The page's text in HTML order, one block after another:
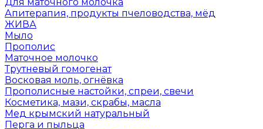
Апитерапия, продукты пчеловодства, мёд
ЖИВА
Мыло
Прополис
Маточное молочко
Трутневый гомогенат
Восковая моль, огнёвка
Прополисные настойки, спреи, свечи
Косметика, мази, скрабы, масла
Мед крымский натуральный
Перга и пыльца